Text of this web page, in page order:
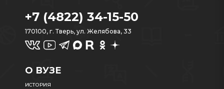
+7 (4822) 34-15-50
170100, г. Тверь, ул. Желябова, 33
О ВУЗЕ
ИСТОРИЯ